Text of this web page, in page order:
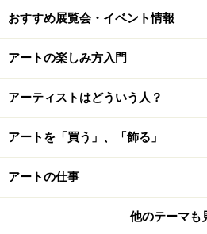
1
おすすめ展覧会・イベント情報
アートの楽しみ方入門
アーティストはどういう人？
アートを「買う」、「飾る」
アートの仕事
他のテーマも